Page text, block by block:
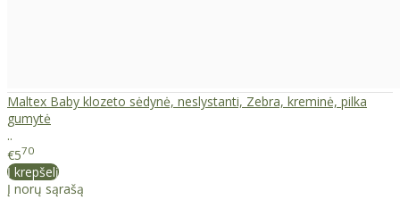
Maltex Baby klozeto sėdynė, neslystanti, Zebra, kreminė, pilka
gumytė
..
€570
Į krepšelį
Į norų sąrašą